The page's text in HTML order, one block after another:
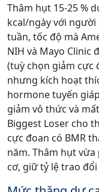
Thâm hụt 15-25 %
kcal/ngày với người
tuần, tốc độ mà
NIH và Mayo Clinic
(tuỳ chọn giảm cực
nhưng kích hoạt
hormone tuyến
giảm vô thức và
Biggest Loser cho
cực đoan có BMR
năm. Thâm hụt
cơ, giữ tỷ lệ trao